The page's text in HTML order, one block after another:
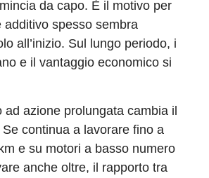
da capo. È il motivo per
additivo spesso sembra
all’inizio. Sul lungo periodo, i
e il vantaggio economico si
ad azione prolungata cambia il
continua a lavorare fino a
e su motori a basso numero
anche oltre, il rapporto tra